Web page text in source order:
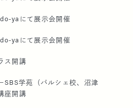
yaにて展示会開催
yaにて展示会開催
ス開講
SBS学苑（パルシェ校、沼津
座開講